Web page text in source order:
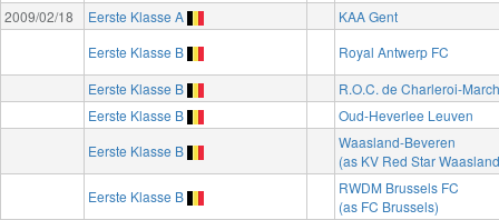
2009/02/18
Eerste Klasse A
KAA Gent
Eerste Klasse B
Royal Antwerp FC
Eerste Klasse B
R.O.C. de Charleroi-
Eerste Klasse B
Oud-Heverlee Leuven
Eerste Klasse B
Waasland-Beveren
(as KV Red Star
Eerste Klasse B
RWDM Brussels FC
(as FC Brussels)